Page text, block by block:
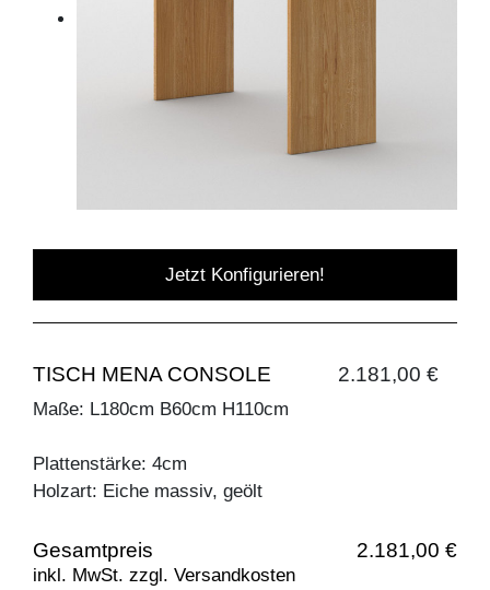
Jetzt Konfigurieren!
TISCH MENA CONSOLE 2.181,00 €
Maße: L180cm B60cm H110cm
Plattenstärke: 4cm
Holzart: Eiche massiv, geölt
Gesamtpreis 2.181,00 €
inkl. MwSt. zzgl. Versandkosten